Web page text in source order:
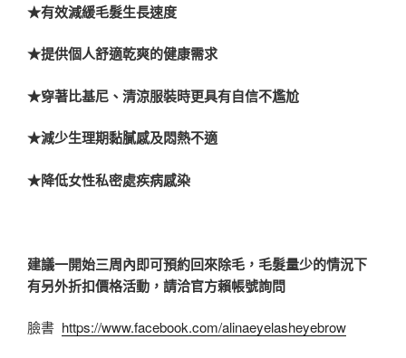
★有效減緩毛髮生長速度
★提供個人舒適乾爽的健康需求
★穿著比基尼、清涼服裝時更具有自信不尷尬
★減少生理期黏膩感及悶熱不適
★降低女性私密處疾病感染
建議一開始三周內即可預約回來除毛，毛髮量少的情況下
有另外折扣價格活動，請洽官方賴帳號詢問
臉書 https://www.facebook.com/alinaeyelasheyebrow